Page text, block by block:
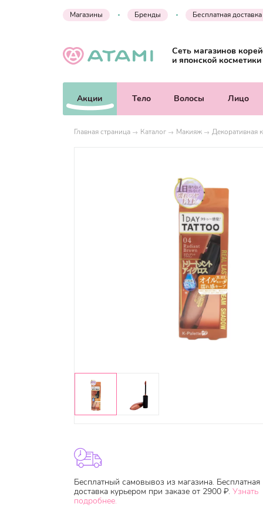
Магазины Бренды Бесплатная
Сеть магазинов
и японской косметики
Акции Тело Волосы Лицо
Главная страница Каталог Макияж Декоративная
Бесплатный самовывоз из магазина. Бесплатная
доставка курьером при заказе от 2900 ₽. Узнать
подробнее.